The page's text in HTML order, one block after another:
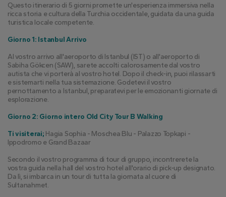
Questo itinerario di 5 giorni promette un'esperienza immersiva nella
ricca storia e cultura della Turchia occidentale, guidata da una guida
turistica locale competente.
Giorno 1: Istanbul Arrivo
Al vostro arrivo all'aeroporto di Istanbul (IST) o all'aeroporto di
Sabiha Gökcen (SAW), sarete accolti calorosamente dal vostro
autista che vi porterà al vostro hotel. Dopo il check-in, puoi rilassarti
e sistemarti nella tua sistemazione. Godetevi il vostro
pernottamento a Istanbul, preparatevi per le emozionanti giornate di
esplorazione.
Giorno 2: Giorno intero Old City Tour B Walking
Ti visiterai; Hagia Sophia - Moschea Blu - Palazzo Topkapi -
Ippodromo e Grand Bazaar
Secondo il vostro programma di tour di gruppo, incontrerete la
vostra guida nella hall del vostro hotel all'orario di pick-up designato.
Da lì, si imbarca in un tour di tutta la giornata al cuore di
Sultanahmet.